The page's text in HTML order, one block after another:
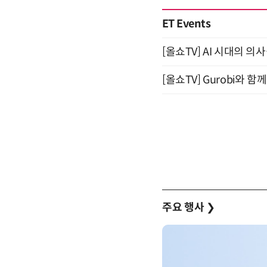
ET Events
[올쇼TV] AI 시대의 의
[올쇼TV] Gurobi와 함
주요 행사 ❯